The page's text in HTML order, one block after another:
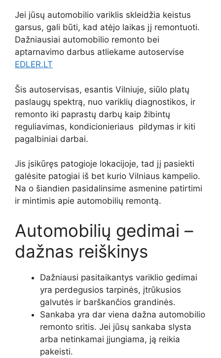
Jei jūsų automobilio variklis skleidžia keistus
garsus, gali būti, kad atėjo laikas jį remontuoti.
Dažniausiai automobilio remonto bei
aptarnavimo darbus atliekame autoservise
EDLER.LT
Šis autoservisas, esantis Vilniuje, siūlo platų
paslaugų spektrą, nuo variklių diagnostikos, ir
remonto iki paprastų darbų kaip žibintų
reguliavimas, kondicionieriaus pildymas ir kiti
pagalbiniai darbai.
Jis įsikūręs patogioje lokacijoje, tad jį pasiekti
galėsite patogiai iš bet kurio Vilniaus kampelio.
Na o šiandien pasidalinsime asmenine patirtimi
ir mintimis apie automobilių remontą.
Automobilių gedimai –
dažnas reiškinys
Dažniausi pasitaikantys variklio gedimai
yra perdegusios tarpinės, įtrūkusios
galvutės ir barškančios grandinės.
Sankaba yra dar viena dažna automobilio
remonto sritis. Jei jūsų sankaba slysta
arba netinkamai įjungiama, ją reikia
pakeisti.